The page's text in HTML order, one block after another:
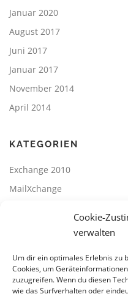
Cookie-
verwalten
Um dir ein optimales Erlebnis zu
Cookies, um
zuzugreifen. Wenn du diesen
wie das Surfverhalten oder
Januar 2020
August 2017
Juni 2017
Januar 2017
November 2014
April 2014
KATEGORIEN
Exchange 2010
MailXchange
META